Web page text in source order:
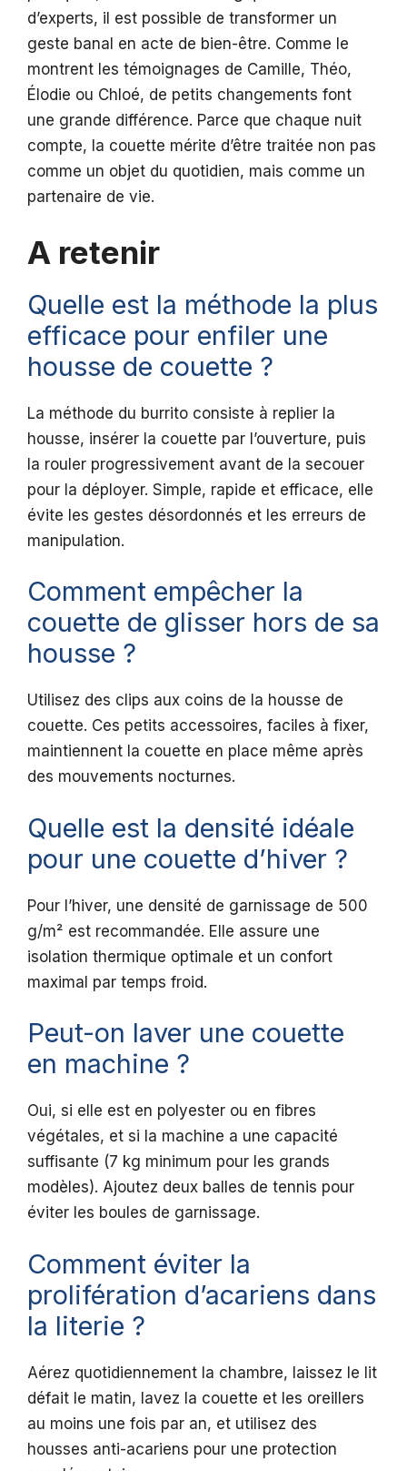
d’experts, il est possible de transformer un
geste banal en acte de bien-être. Comme le
montrent les témoignages de Camille, Théo,
Élodie ou Chloé, de petits changements font
une grande différence. Parce que chaque nuit
compte, la couette mérite d’être traitée non pas
comme un objet du quotidien, mais comme un
partenaire de vie.
A retenir
Quelle est la méthode la plus
efficace pour enfiler une
housse de couette ?
La méthode du burrito consiste à replier la
housse, insérer la couette par l’ouverture, puis
la rouler progressivement avant de la secouer
pour la déployer. Simple, rapide et efficace, elle
évite les gestes désordonnés et les erreurs de
manipulation.
Comment empêcher la
couette de glisser hors de sa
housse ?
Utilisez des clips aux coins de la housse de
couette. Ces petits accessoires, faciles à fixer,
maintiennent la couette en place même après
des mouvements nocturnes.
Quelle est la densité idéale
pour une couette d’hiver ?
Pour l’hiver, une densité de garnissage de 500
g/m² est recommandée. Elle assure une
isolation thermique optimale et un confort
maximal par temps froid.
Peut-on laver une couette
en machine ?
Oui, si elle est en polyester ou en fibres
végétales, et si la machine a une capacité
suffisante (7 kg minimum pour les grands
modèles). Ajoutez deux balles de tennis pour
éviter les boules de garnissage.
Comment éviter la
prolifération d’acariens dans
la literie ?
Aérez quotidiennement la chambre, laissez le lit
défait le matin, lavez la couette et les oreillers
au moins une fois par an, et utilisez des
housses anti-acariens pour une protection